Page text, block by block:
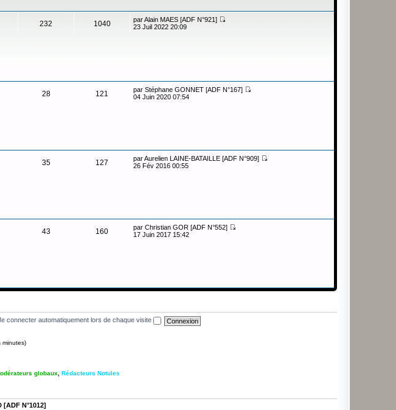
232 1040 parAlain MAES [ADF N°921]
23 Juil 2022 20:09
28 121 parStéphane GONNET [ADF N°167]
04 Juin 2020 07:54
35 127 parAurelien LAINE-BATAILLE [ADF N°909]
26 Fév 2016 00:55
43 160 parChristian GOR [ADF N°552]
17 Juin 2017 15:42
connecter automatiquement lors de chaque visite
minutes)
globaux Rédacteurs Notules
[ADF N°1012]